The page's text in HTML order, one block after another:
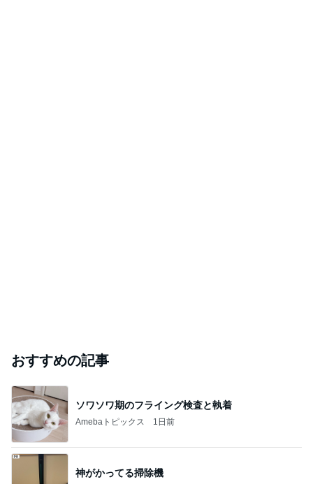
おすすめの記事
ソワソワ期のフライング検査と執着
Amebaトピックス 1日前
神がかってる掃除機